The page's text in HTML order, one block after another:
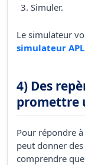
Simuler.
Le simulateur
simulateur APL
4) Des
promettre
Pour répondre à
peut donner
comprendre